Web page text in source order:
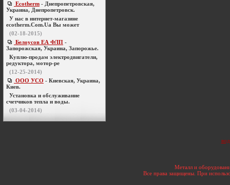
Ecotherm - Днепропетровская,
Украина, Днепропетровск.
У нас в интернет-магазине
ecotherm.Com.Ua Вы может
(02-18-2015)
Белоусов ЕА ФЛП -
Запорожская, Украина, Запорожье.
Куплю-продам электродвигатели,
редуктора, мотор-ре
(12-25-2014)
ООО УСО - Киевская, Украина,
Киев.
Установка и обслуживание
счетчиков тепла и воды.
(03-04-2014)
Металл и
Все права защищены. При